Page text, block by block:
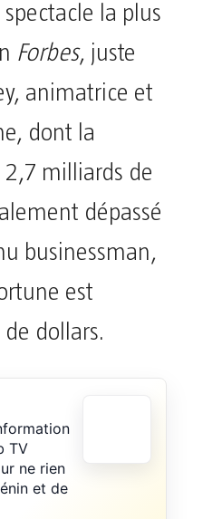
la plus
Forbes, juste
animatrice et
dont la
milliards de
dépassé
businessman,
est
dollars.
TV
ne rien
et de